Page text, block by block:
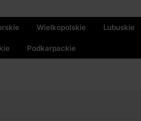
Wielkopolskie Lubuskie
Podkarpackie